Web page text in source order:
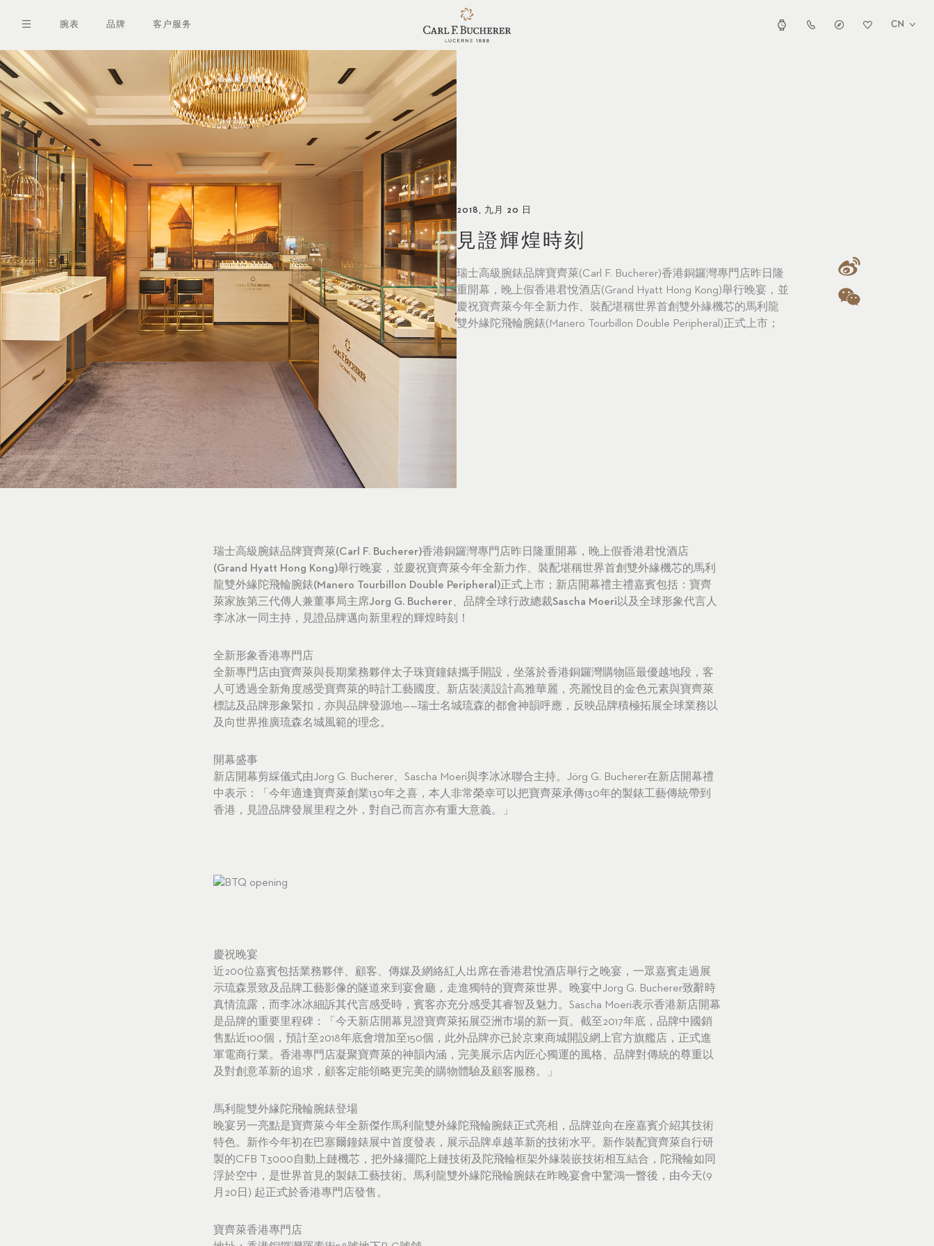
要
内
容
腕表 品牌 客户服务 CN
2018, 九月 20 日
見證輝煌時刻
瑞士高級腕錶品牌寶齊萊(Carl F. Bucherer)香港銅鑼灣專門店昨日隆
重開幕，晚上假香港君悅酒店(Grand Hyatt Hong Kong)舉行晚宴，並
慶祝寶齊萊今年全新力作、裝配堪稱世界首創雙外緣機芯的馬利龍
雙外緣陀飛輪腕錶(Manero Tourbillon Double Peripheral)正式上市；
瑞士高級腕錶品牌寶齊萊(Carl F. Bucherer)香港銅鑼灣專門店昨日隆重開幕，晚上假香港君悅酒店
(Grand Hyatt Hong Kong)舉行晚宴，並慶祝寶齊萊今年全新力作、裝配堪稱世界首創雙外緣機芯的馬利
龍雙外緣陀飛輪腕錶(Manero Tourbillon Double Peripheral)正式上市；新店開幕禮主禮嘉賓包括：寶齊
萊家族第三代傳人兼董事局主席Jorg G. Bucherer、品牌全球行政總裁Sascha Moeri以及全球形象代言人
李冰冰一同主持，見證品牌邁向新里程的輝煌時刻！
全新形象香港專門店
全新專門店由寶齊萊與長期業務夥伴太子珠寶鐘錶攜手開設，坐落於香港銅鑼灣購物區最優越地段，客
人可透過全新角度感受寶齊萊的時計工藝國度。新店裝潢設計高雅華麗，亮麗悅目的金色元素與寶齊萊
標誌及品牌形象緊扣，亦與品牌發源地——瑞士名城琉森的都會神韻呼應，反映品牌積極拓展全球業務以
及向世界推廣琉森名城風範的理念。
開幕盛事
新店開幕剪綵儀式由Jorg G. Bucherer、Sascha Moeri與李冰冰聯合主持。Jörg G. Bucherer在新店開幕禮
中表示：「今年適逢寶齊萊創業130年之喜，本人非常榮幸可以把寶齊萊承傳130年的製錶工藝傳統帶到
香港，見證品牌發展里程之外，對自己而言亦有重大意義。」
慶祝晚宴
近200位嘉賓包括業務夥伴、顧客、傳媒及網絡紅人出席在香港君悅酒店舉行之晚宴，一眾嘉賓走過展
示琉森景致及品牌工藝影像的隧道來到宴會廳，走進獨特的寶齊萊世界。晚宴中Jorg G. Bucherer致辭時
真情流露，而李冰冰細訴其代言感受時，賓客亦充分感受其睿智及魅力。Sascha Moeri表示香港新店開幕
是品牌的重要里程碑：「今天新店開幕見證寶齊萊拓展亞洲市場的新一頁。截至2017年底，品牌中國銷
售點近100個，預計至2018年底會增加至150個，此外品牌亦已於京東商城開設網上官方旗艦店，正式進
軍電商行業。香港專門店凝聚寶齊萊的神韻內涵，完美展示店內匠心獨運的風格、品牌對傳統的尊重以
及對創意革新的追求，顧客定能領略更完美的購物體驗及顧客服務。」
馬利龍雙外緣陀飛輪腕錶登場
晚宴另一亮點是寶齊萊今年全新傑作馬利龍雙外緣陀飛輪腕錶正式亮相，品牌並向在座嘉賓介紹其技術
特色。新作今年初在巴塞爾鐘錶展中首度發表，展示品牌卓越革新的技術水平。新作裝配寶齊萊自行研
製的CFB T3000自動上鏈機芯，把外緣擺陀上鏈技術及陀飛輪框架外緣裝嵌技術相互結合，陀飛輪如同
浮於空中，是世界首見的製錶工藝技術。馬利龍雙外緣陀飛輪腕錶在昨晚宴會中驚鴻一瞥後，由今天(9
月20日) 起正式於香港專門店發售。
寶齊萊香港專門店